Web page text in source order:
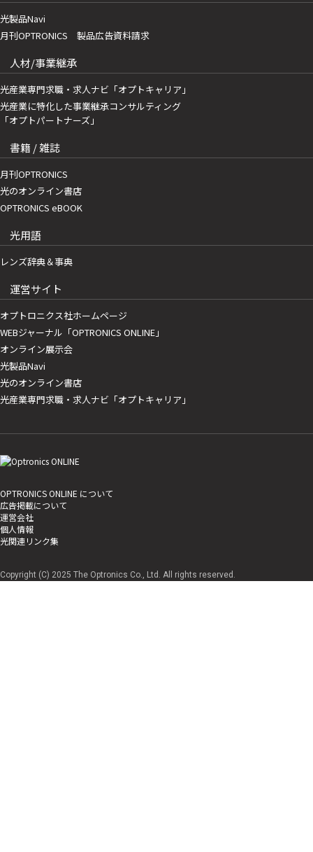
光製品Navi
月刊OPTRONICS 製品広告資料請求
人材/事業継承
光産業専門求職・求人ナビ「オプトキャリア」
光産業に特化した事業継承コンサルティング
「オプトパートナーズ」
書籍 / 雑誌
月刊OPTRONICS
光のオンライン書店
OPTRONICS eBOOK
光用語
レンズ辞典＆事典
運営サイト
オプトロニクス社ホームページ
WEBジャーナル「OPTRONICS ONLINE」
オンライン展示会
光製品Navi
光のオンライン書店
光産業専門求職・求人ナビ「オプトキャリア」
OPTRONICS ONLINE について
広告掲載について
運営会社
個人情報
光関連リンク集
Copyright (C) 2025 The Optronics Co., Ltd. All rights reserved.